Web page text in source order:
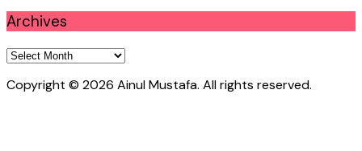
Archives
Archives
Copyright © 2026 Ainul Mustafa. All rights reserved.